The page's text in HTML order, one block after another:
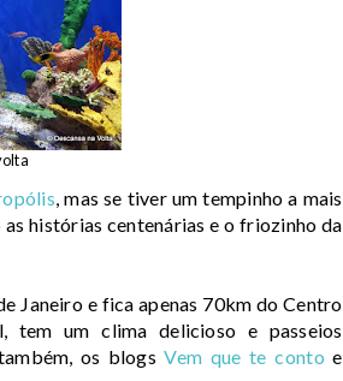
, mas se tiver um tempinho a mais
as histórias centenárias e o friozinho da
Janeiro e fica apenas 70km do Centro
tem um clima delicioso e passeios
os blogsVem que te conto e